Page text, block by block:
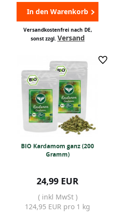
In den Warenkorb
Versandkostenfrei nach DE,
sonst zzgl. Versand
BIO Kardamom ganz (200
Gramm)
24,99 EUR
( inkl MwSt )
124,95 EUR pro 1 kg